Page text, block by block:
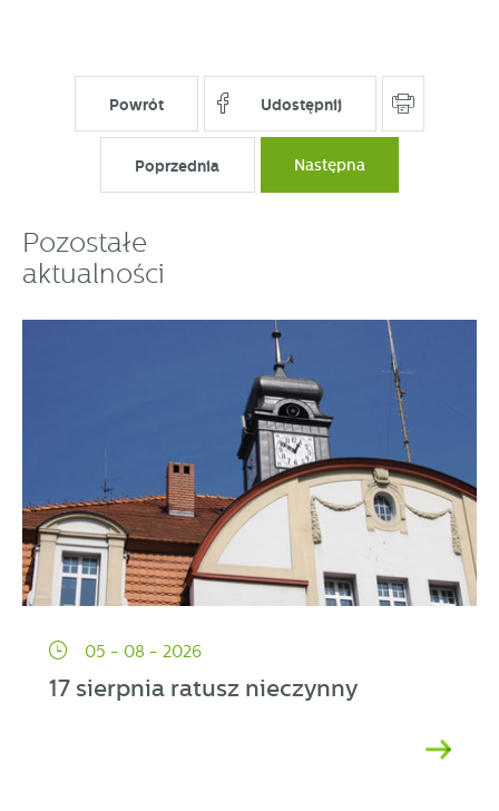
Powrót Udostępnij
Poprzednia Następna
Pozostałe
aktualności
05 - 08 - 2026
17 sierpnia ratusz nieczynny